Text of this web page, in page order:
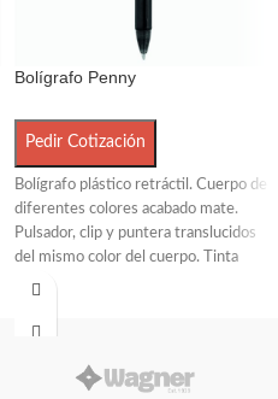
Bolígrafo Penny
Pedir Cotización
Bolígrafo plástico retráctil. Cuerpo de
diferentes colores acabado mate.
Pulsador, clip y puntera translucidos
del mismo color del cuerpo. Tinta
negra